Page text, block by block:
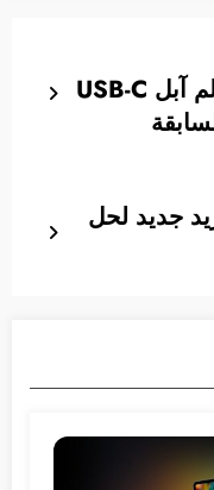
أشياء عليك معرفتها عن قلم آبل USB-C
تبريد جديد لحل